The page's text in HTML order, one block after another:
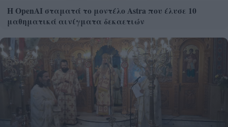
Η OpenAI σταματά το μοντέλο Astra που έλυσε 10
μαθηματικά αινίγματα δεκαετιών